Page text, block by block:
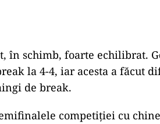
în schimb, foarte echilibrat.
la 4-4, iar acesta a făcut
de break.
competiției cu